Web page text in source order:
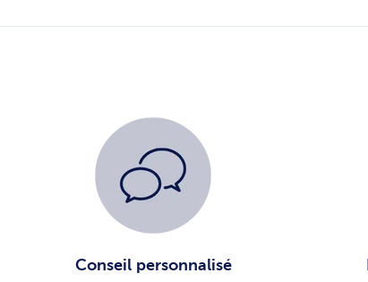
Conseil personnalisé